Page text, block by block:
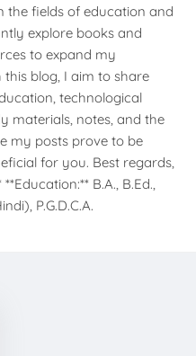
the fields of education and
explore books and
to expand my
blog, I aim to share
technological
materials, notes, and the
my posts prove to be
for you. Best regards,
B.A., B.Ed.,
P.G.D.C.A.